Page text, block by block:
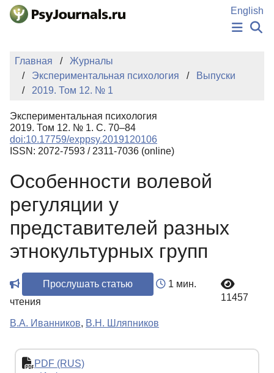
Перейти к основному содержанию
English
НОВОСТИ
КЛЮЧЕВЫЕ СЛОВА
Регистрация
Главная
Журналы
Экспериментальная психология
Выпуски
2019. Том 12. № 1
Экспериментальная психология
2019. Том 12. № 1. С. 70–84
doi:10.17759/exppsy.2019120106
ISSN: 2072-7593 / 2311-7036 (online)
Особенности волевой
регуляции у
представителей разных
этнокультурных групп
Прослушать статью
1 мин.
чтения
11457
В.А. Иванников, В.Н. Шляпников
PDF (RUS)